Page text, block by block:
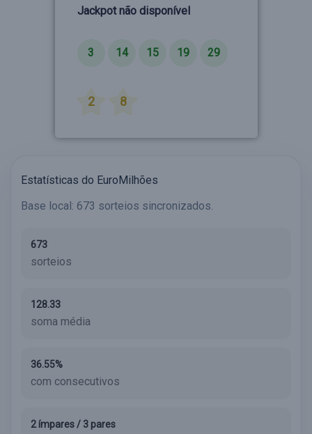
Jackpot não disponível
3 14 15 19 29
2 8
Estatísticas do EuroMilhões
Base local: 673 sorteios sincronizados.
673
sorteios
128.33
soma média
36.55%
com consecutivos
2 ímpares / 3 pares